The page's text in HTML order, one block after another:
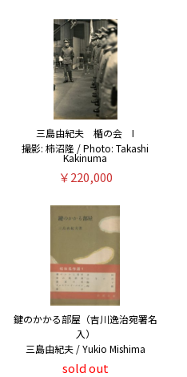
三島由紀夫 楯の会 I
撮影: 柿沼隆 / Photo: Takashi
Kakinuma
￥220,000
鍵のかかる部屋（吉川逸治宛署名
入）
三島由紀夫 / Yukio Mishima
sold out